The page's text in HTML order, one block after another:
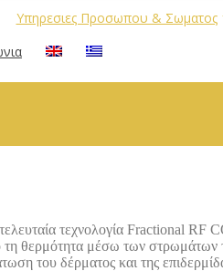
Υπηρεσιες Προσωπου & Σωματος
τεχνολογία Fractional RF CO2
τη θερμότητα μέσω των
του δέρματος και της